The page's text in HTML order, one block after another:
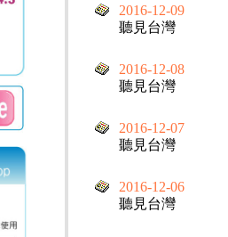
2016-12-09
聽見台灣
2016-12-08
聽見台灣
2016-12-07
聽見台灣
2016-12-06
聽見台灣